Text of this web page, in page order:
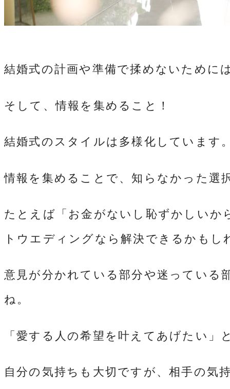
結婚式の計画や準備で揉めないために
そして、情報を集めること！
結婚式のスタイルは多様化しています
情報を集めることで、知らなかった選
たとえば「お金がないし恥ずかしいか
トウエディングなら解決できるかもし
意見が分かれている部分や迷っている
ね。
「愛する人の希望を叶えてあげたい
自分の気持ちも大切ですが、相手の気